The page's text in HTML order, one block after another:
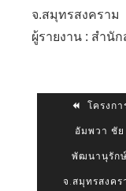
จ.สมุทรสงคราม
ผู้รายงาน : สำนั
โครงกา
อัมพวา ชัย
พัฒนานุรักษ์
จ.สมุทรสงคร